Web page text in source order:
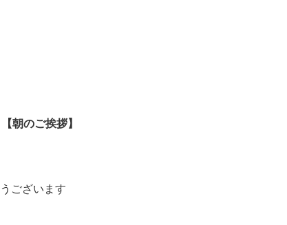
のご挨拶】
ございます